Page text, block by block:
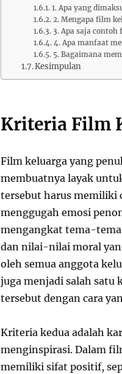
1. Apa yang
2. Mengapa film
3. Apa saja
4. Apa manfaat
5. Bagaimana
Kesimpulan
Kriteria Film
Film keluarga yang
membuatnya layak
tersebut harus memiliki
menggugah emosi
mengangkat tema-tema
dan nilai-nilai moral
oleh semua anggota
juga menjadi salah
tersebut dengan cara
Kriteria kedua adalah
menginspirasi. Dalam
memiliki sifat positif,